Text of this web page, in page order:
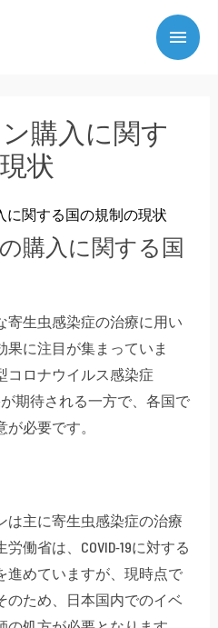
購入に関す
状
購入に関する国
寄生虫感染症の治療に用い
果に注目が集まっていま
コロナウイルス感染症
が期待される一方で、各国で
必要です。
は主に寄生虫感染症の治療
働省は、COVID-19に対する
進めていますが、現時点で
のため、日本国内でのイベ